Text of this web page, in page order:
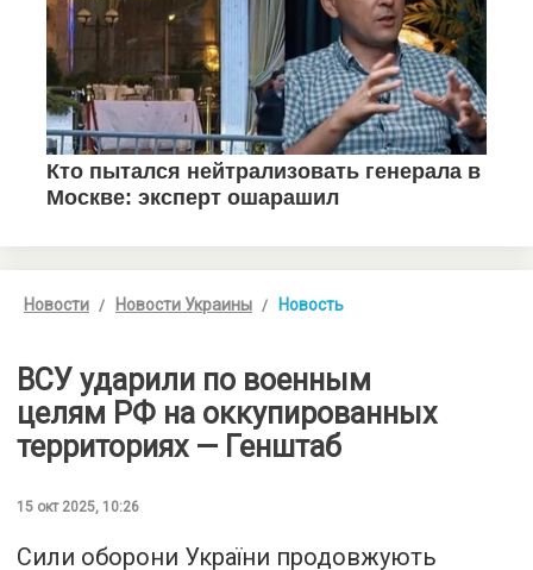
Новости Новости Украины Новость
ВСУ ударили по военным
целям РФ на оккупированных
территориях — Генштаб
15 окт 2025, 10:26
Сили оборони України продовжують